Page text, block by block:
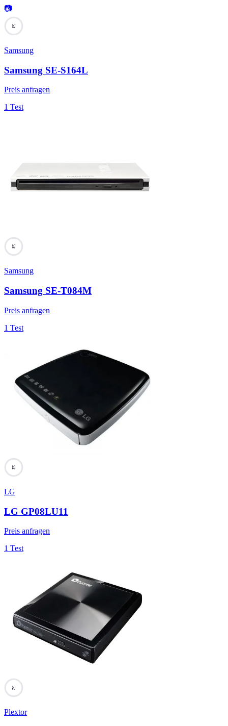
📷
53
Samsung
Samsung SE-S164L
Preis anfragen
1 Test
53
Samsung
Samsung SE-T084M
Preis anfragen
1 Test
52
LG
LG GP08LU11
Preis anfragen
1 Test
52
Plextor